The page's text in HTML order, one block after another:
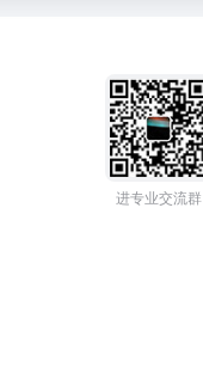
进专业交流群